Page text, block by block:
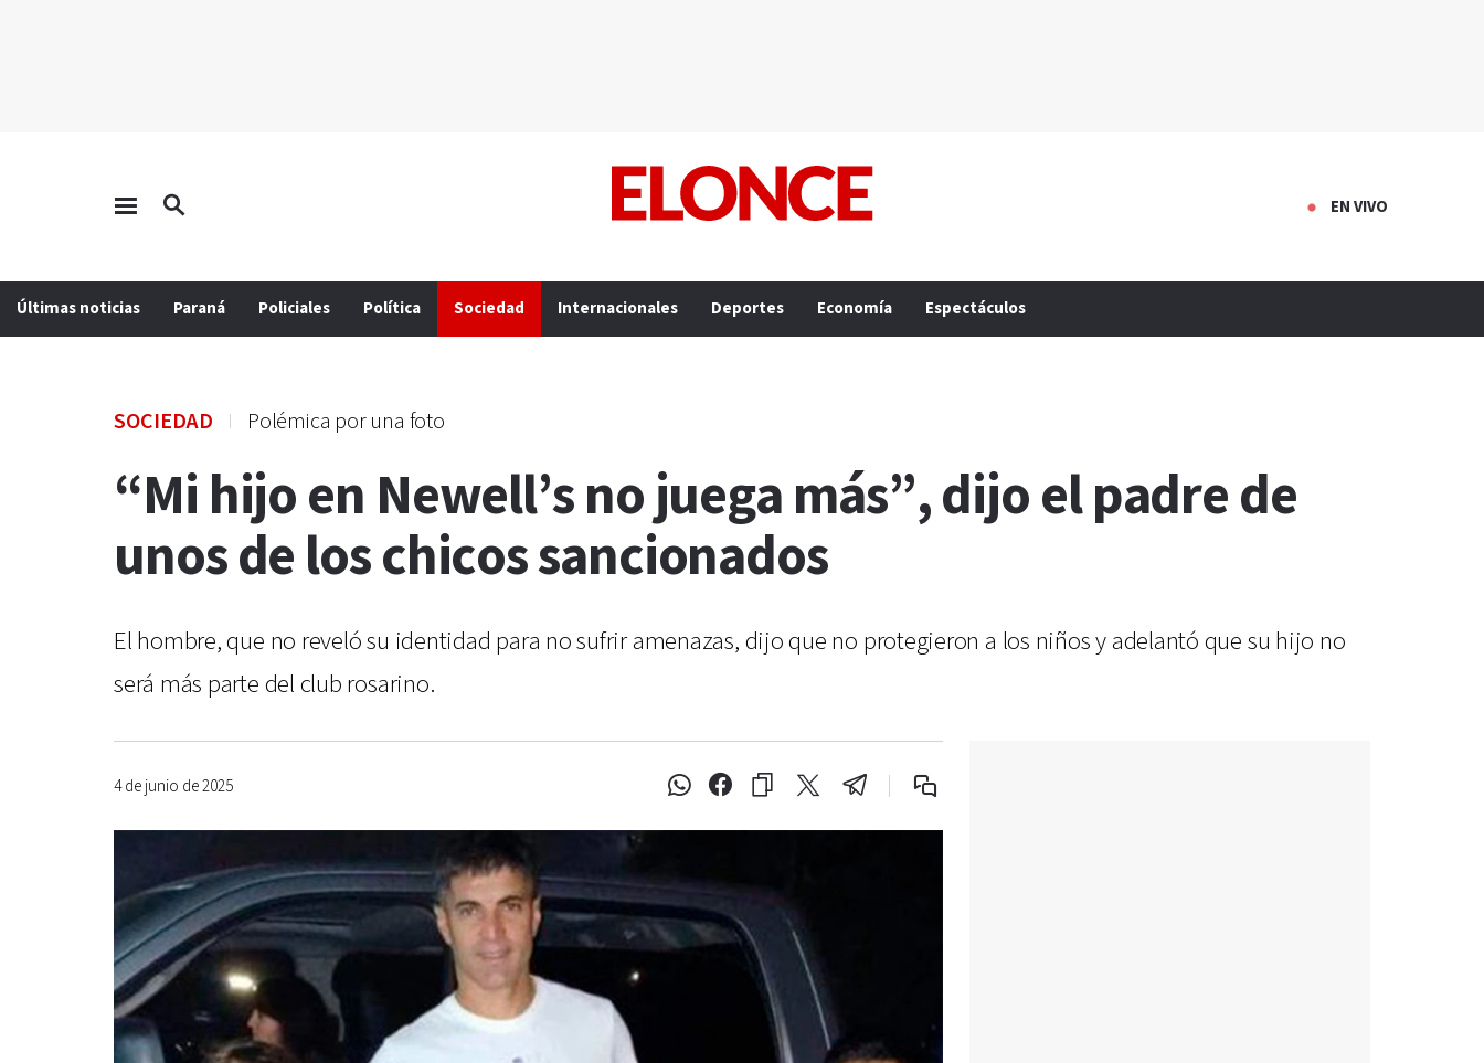
EN VIVO
Últimas noticias Paraná Policiales Política Sociedad Internacionales Deportes Economía Espectáculos
SOCIEDAD Polémica por una foto
“Mi hijo en Newell’s no juega más”, dijo el padre de
unos de los chicos sancionados
El hombre, que no reveló su identidad para no sufrir amenazas, dijo que no protegieron a los niños y adelantó que su hijo no
será más parte del club rosarino.
4 de junio de 2025